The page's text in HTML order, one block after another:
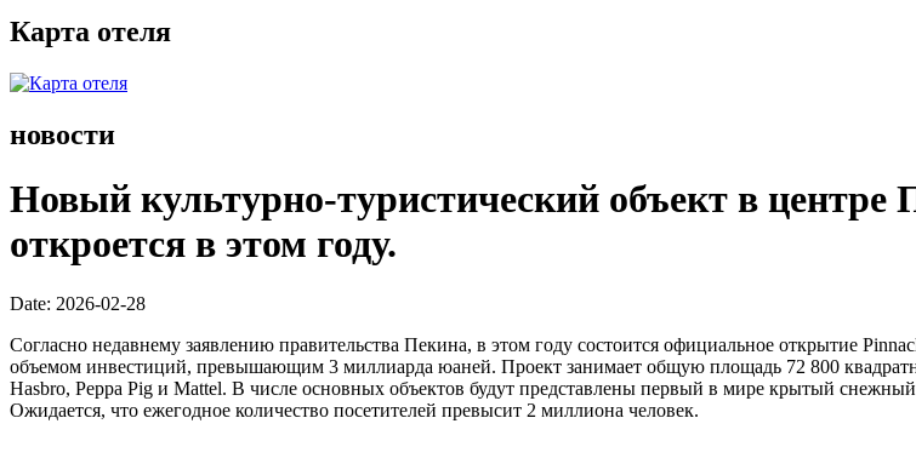
Карта отеля
новости
Новый культурно-туристический объект в
откроется в этом году.
Date: 2026-02-28
Согласно недавнему заявлению правительства Пекина, в этом году состоится официальное открытие
объемом инвестиций, превышающим 3 миллиарда юаней. Проект занимает общую площадь 72 800
Hasbro, Peppa Pig и Mattel. В числе основных объектов будут представлены первый в мире крытый
Ожидается, что ежегодное количество посетителей превысит 2 миллиона человек.